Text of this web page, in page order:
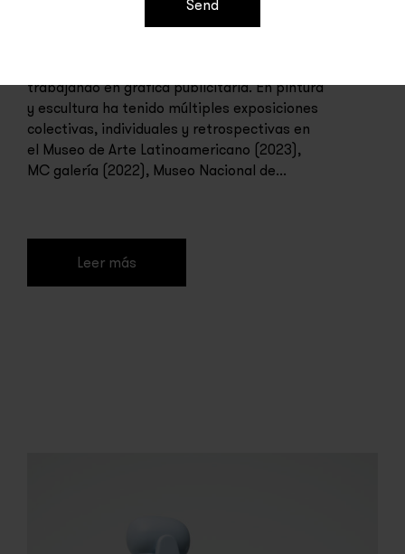
Send
trabajando en gráfica publicitaria. En pintura
y escultura ha tenido múltiples exposiciones
colectivas, individuales y retrospectivas en
el Museo de Arte Latinoamericano (2023),
MC galería (2022), Museo Nacional de...
Leer más